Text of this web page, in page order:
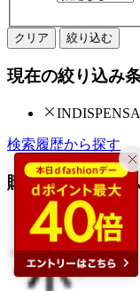
クリア 絞り込む
現在の絞り込み
検索履歴から探す
購入済みアイテ